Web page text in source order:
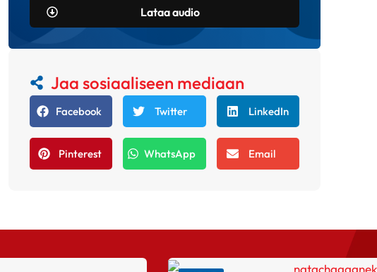
Lataa audio
Jaa sosiaaliseen mediaan
Facebook Twitter LinkedIn
Pinterest WhatsApp Email